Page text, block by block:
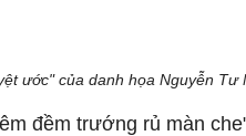
ước" của danh họa Nguyễn Tư
đềm trướng rủ màn